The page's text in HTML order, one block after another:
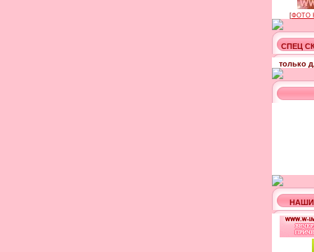
[ФОТО
СПЕЦ
только